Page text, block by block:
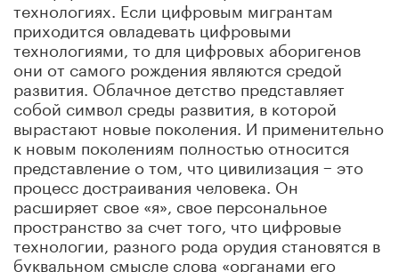
технологиях. Если цифровым мигрантам
приходится овладевать цифровыми
технологиями, то для цифровых аборигенов
они от самого рождения являются средой
развития. Облачное детство представляет
собой символ среды развития, в которой
вырастают новые поколения. И применительно
к новым поколениям полностью относится
представление о том, что цивилизация − это
процесс достраивания человека. Он
расширяет свое «я», свое персональное
пространство за счет того, что цифровые
технологии, разного рода орудия становятся в
буквальном смысле слова «органами его